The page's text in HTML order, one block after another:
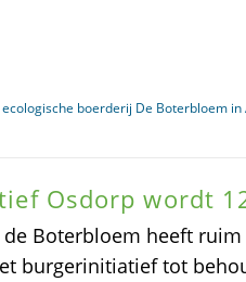
ecologische boerderij De Boterbloem
Osdorp wordt
Boterbloem heeft
burgerinitiatief tot